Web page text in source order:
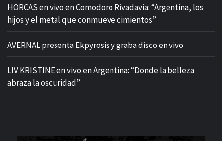
HORCAS en vivo en Comodoro Rivadavia: “Argentina, los
hijos y el metal que conmueve cimientos”
AVERNAL presenta Ekpyrosis y graba disco en vivo
LIV KRISTINE en vivo en Argentina: “Donde la belleza
abraza la oscuridad”